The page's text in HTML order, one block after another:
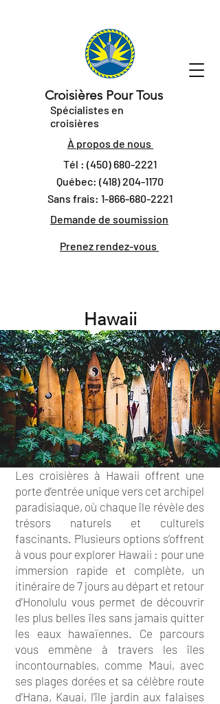
Croisières Pour Tous
Spécialistes en
croisières
À propos de nous
Tél : (450) 680-2221
Québec: (418) 204-1170
Sans frais: 1-866-680-2221
Demande de soumission
Prenez rendez-vous
Hawaii
Les croisières à Hawaii offrent une
porte d’entrée unique vers cet archipel
paradisiaque, où chaque île révèle des
trésors naturels et culturels
fascinants. Plusieurs options s’offrent
à vous pour explorer Hawaii : pour une
immersion rapide et complète, un
itinéraire de 7 jours au départ et retour
d’Honolulu vous permet de découvrir
les plus belles îles sans jamais quitter
les eaux hawaïennes. Ce parcours
vous emmène à travers les îles
incontournables, comme Maui, avec
ses plages dorées et sa célèbre route
d’Hana, Kauai, l’île jardin aux falaises